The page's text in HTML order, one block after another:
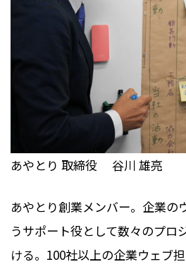
あやとり 取締役 谷川 雄亮
あやとり創業メンバー。企業の
うサポート役として数々のプロ
ける。100社以上の企業ウェブ